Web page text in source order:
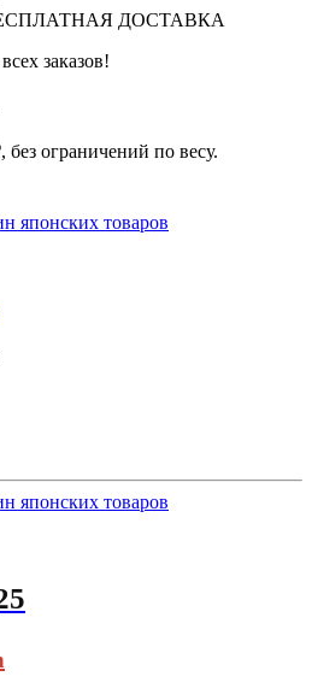
ДОСТАВКА
заказов!
ограничений по весу.